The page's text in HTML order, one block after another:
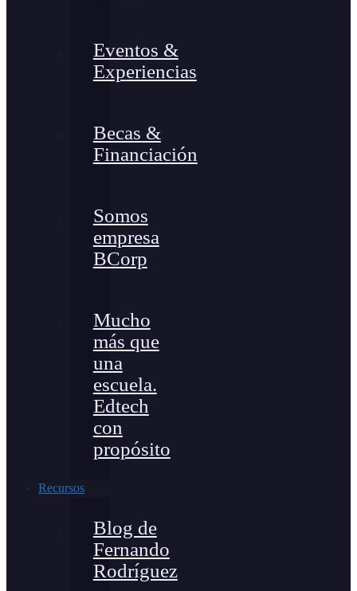
Eventos &
Experiencias
Becas &
Financiación
Somos
empresa
BCorp
Mucho
más que
una
escuela.
Edtech
con
propósito
Recursos
Blog de
Fernando
Rodríguez